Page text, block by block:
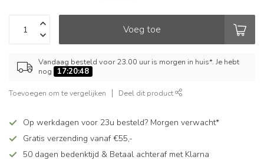
Voeg toe
Vandaag besteld voor 23.00 uur is morgen in huis*. Je hebt
nog
17:20:47
Toevoegen om te vergelijken Deel dit product
Op werkdagen voor 23u besteld? Morgen verwacht*
Gratis verzending vanaf €55,-
50 dagen bedenktijd & Betaal achteraf met Klarna